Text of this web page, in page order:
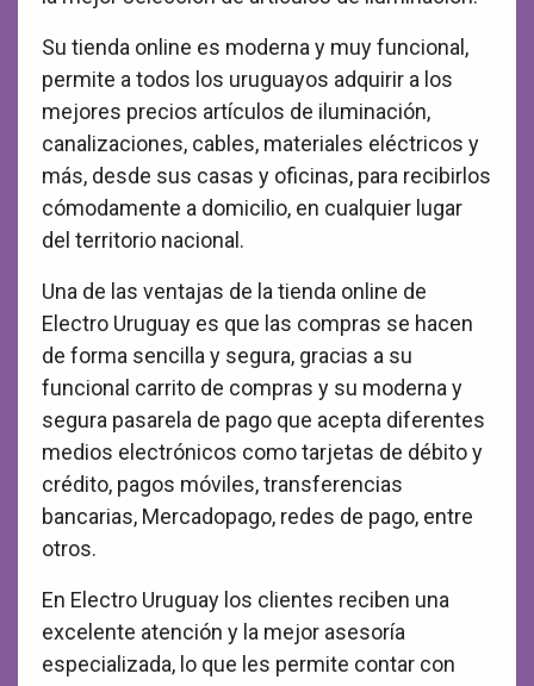
Su tienda online es moderna y muy funcional,
permite a todos los uruguayos adquirir a los
mejores precios artículos de iluminación,
canalizaciones, cables, materiales eléctricos y
más, desde sus casas y oficinas, para recibirlos
cómodamente a domicilio, en cualquier lugar
del territorio nacional.
Una de las ventajas de la tienda online de
Electro Uruguay es que las compras se hacen
de forma sencilla y segura, gracias a su
funcional carrito de compras y su moderna y
segura pasarela de pago que acepta diferentes
medios electrónicos como tarjetas de débito y
crédito, pagos móviles, transferencias
bancarias, Mercadopago, redes de pago, entre
otros.
En Electro Uruguay los clientes reciben una
excelente atención y la mejor asesoría
especializada, lo que les permite contar con